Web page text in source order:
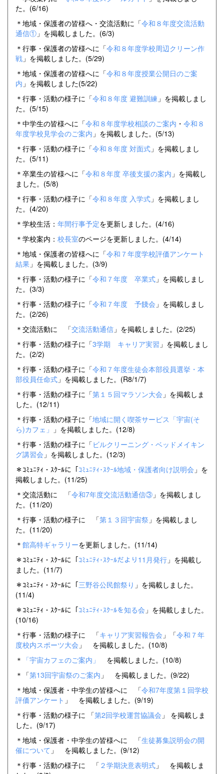
た。(6/16)
＊地域・保護者の皆様へ・交流活動に「令和８年度交流活動
通信① 」を掲載しました。(6/3)
＊行事・保護者の皆様へに「令和８年度学校周辺クリーン作
戦 」を掲載しました。(5/29)
＊地域・保護者の皆様へに「令和８年度授業公開日のご案
内 」を掲載しました(5/22)
＊行事・活動の様子に「令和８年度 避難訓練 」を掲載しまし
た。(5/15)
＊中学生の皆様へに「令和８年度学校相談のご案内 ・ 令和８
年度学校見学会のご案内 」を掲載しました。(5/13)
＊行事・活動の様子に「令和８年度 対面式 」を掲載しまし
た。(5/11)
＊卒業生の皆様へに「令和８年度 卒後支援の案内 」を掲載し
ました。(5/8)
＊行事・活動の様子に「令和８年度 入学式 」を掲載しまし
た。(4/20)
＊学校生活： 年間行事予定を更新しました。(4/16)
＊学校案内： 校長室のページを更新しました。(4/14)
＊地域・保護者の皆様へに「令和７年度学校評価アンケート
結果 」を掲載しました。(3/9)
＊行事・活動の様子に「令和７年度 卒業式 」を掲載しまし
た。(3/3)
＊行事・活動の様子に「令和７年度 予餞会 」を掲載しまし
た。(2/26)
＊交流活動に 「交流活動通信 」を掲載しました。(2/25)
＊行事・活動の様子に「3学期 キャリア実習 」を掲載しまし
た。(2/2)
＊行事・活動の様子に「令和７年度生徒会本部役員選挙・本
部役員任命式 」を掲載しました。(R8/1/7)
＊行事・活動の様子に「第１５回マラソン大会 」を掲載しま
した。(12/11)
＊行事・活動の様子に「地域に開く喫茶サービス「宇宙(そ
ら)カフェ」
」を掲載しました。(12/8)
＊行事・活動の様子に「ビルクリーニング・ベッドメイキン
グ講習会 」を掲載しました。(12/3)
＊ｺﾐｭﾆﾃｨ・ｽｸｰﾙに「ｺﾐｭﾆﾃｨ･ｽｸｰﾙ地域・保護者向け説明会 」を
掲載しました。(11/25)
＊交流活動に 「令和7年度交流活動通信③ 」を掲載しまし
た。(11/20)
＊行事・活動の様子に 「第１３回宇宙祭 」を掲載しまし
た。(11/20)
＊ 館高特ギャラリーを更新しました。(11/14)
＊ｺﾐｭﾆﾃｨ・ｽｸｰﾙに「ｺﾐｭﾆﾃｨ･ｽｸｰﾙだより11月発行 」を掲載し
ました。(11/7)
＊ｺﾐｭﾆﾃｨ・ｽｸｰﾙに「三野谷公民館祭り 」を掲載しました。
(11/4)
＊ｺﾐｭﾆﾃｨ・ｽｸｰﾙに「ｺﾐｭﾆﾃｨ･ｽｸｰﾙを知る会 」を掲載しました。
(10/16)
＊行事・活動の様子に 「キャリア実習報告会 」「令和７年
度校内スポーツ大会 」 を掲載しました。(10/8)
＊ 「宇宙カフェのご案内」
を掲載しました。(10/8)
＊「第13回宇宙祭のご案内 」 を掲載しました。(9/22)
＊地域・保護者・中学生の皆様へに 「令和7年度第１回学校
評価アンケート 」 を掲載しました。(9/19)
＊行事・活動の様子に 「第2回学校運営協議会 」 を掲載しま
した。(9/17)
＊地域・保護者・中学生の皆様へに 「生徒募集説明会の開
催について 」 を掲載しました。(9/12)
＊行事・活動の様子に 「 ２学期決意表明式 」 を掲載しま